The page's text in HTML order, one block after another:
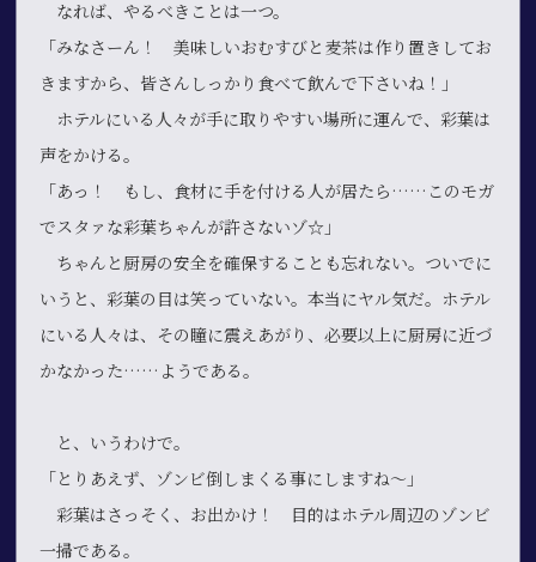
なれば、やるべきことは一つ。
「みなさーん！ 美味しいおむすびと麦茶は作り置きしてお
きますから、皆さんしっかり食べて飲んで下さいね！」
ホテルにいる人々が手に取りやすい場所に運んで、彩葉は
声をかける。
「あっ！ もし、食材に手を付ける人が居たら……このモガ
でスタァな彩葉ちゃんが許さないゾ☆」
ちゃんと厨房の安全を確保することも忘れない。ついでに
いうと、彩葉の目は笑っていない。本当にヤル気だ。ホテル
にいる人々は、その瞳に震えあがり、必要以上に厨房に近づ
かなかった……ようである。
と、いうわけで。
「とりあえず、ゾンビ倒しまくる事にしますね～」
彩葉はさっそく、お出かけ！ 目的はホテル周辺のゾンビ
一掃である。